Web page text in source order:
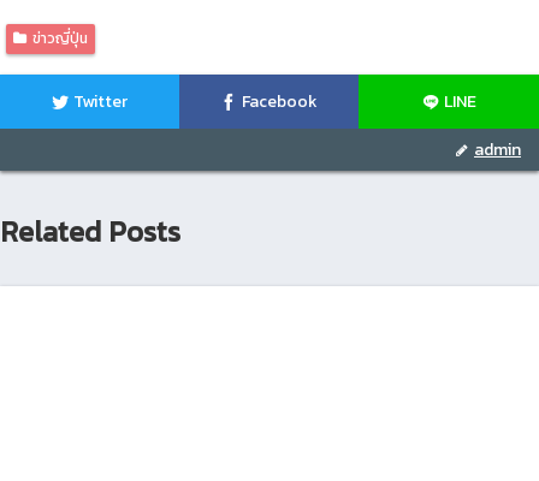
ข่าวญี่ปุ่น
Twitter Facebook
LINE
admin
Related Posts